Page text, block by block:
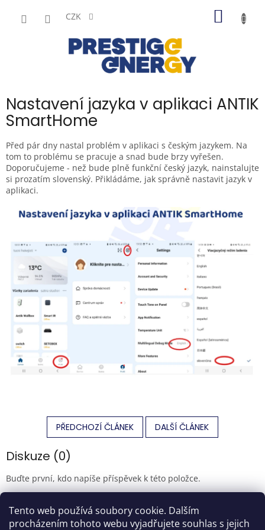
Tento web používá soubory cookie. Dalším
procházením tohoto webu vyjadřujete souhlas s jejich
CZK
Nastavení jazyka v aplikaci ANTIK
SmartHome
Před pár dny nastal problém v aplikaci s českým jazykem. Na
tom to problému se pracuje a snad bude brzy vyřešen.
Doporučujeme - než bude plně funkční český jazyk, nainstalujte
si prozatím slovenský. Přikládáme, jak správně nastavit jazyk v
aplikaci.
PŘEDCHOZÍ ČLÁNEK DALŠÍ ČLÁNEK
Diskuze (0)
Buďte první, kdo napíše příspěvek k této položce.
přihlaste senebo seregistrujte.